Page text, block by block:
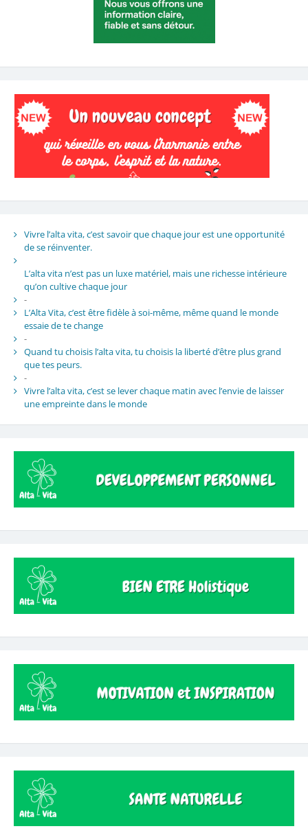
Vivre l’alta vita, c’est savoir que chaque jour est une opportunité
de se réinventer.
L’alta vita n’est pas un luxe matériel, mais une richesse intérieure
qu’on cultive chaque jour
-
L’Alta Vita, c’est être fidèle à soi-même, même quand le monde
essaie de te change
-
Quand tu choisis l’alta vita, tu choisis la liberté d’être plus grand
que tes peurs.
-
Vivre l’alta vita, c’est se lever chaque matin avec l’envie de laisser
une empreinte dans le monde